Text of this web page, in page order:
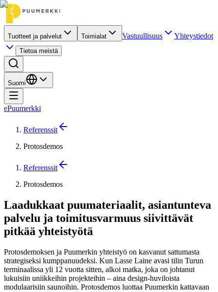
Tuotteet ja palvelut Toimialat Vastuullisuus Yhteystiedot
Tietoa meistä
Suomi
ePuumerkki
Referenssit
Protosdemos
Referenssit
Protosdemos
Laadukkaat puumateriaalit, asiantunteva
palvelu ja toimitusvarmuus siivittävät
pitkää yhteistyötä
Protosdemoksen ja Puumerkin yhteistyö on kasvanut sattumasta
strategiseksi kumppanuudeksi. Kun Lasse Laine avasi tilin Turun
terminaalissa yli 12 vuotta sitten, alkoi matka, joka on johtanut
lukuisiin uniikkeihin projekteihin – aina design-huviloista
modulaarisiin saunoihin. Protosdemos luottaa Puumerkin kattavaan